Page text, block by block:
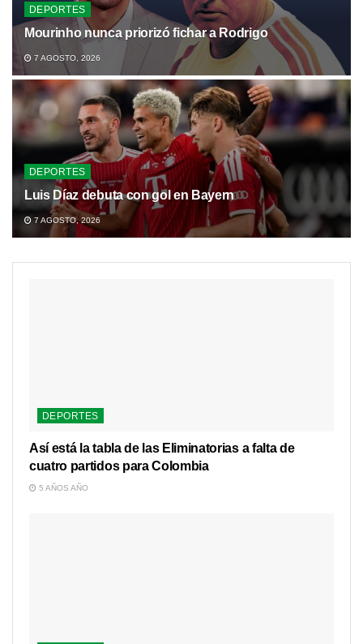
DEPORTES
Mourinho nunca priorizó fichar a Rodrigo
7 AGOSTO, 2026
DEPORTES
Luis Díaz debuta con gol en Bayern
7 AGOSTO, 2026
DEPORTES
Así está la tabla de las Eliminatorias a falta de
cuatro partidos para Colombia
5 AÑOS AÑO